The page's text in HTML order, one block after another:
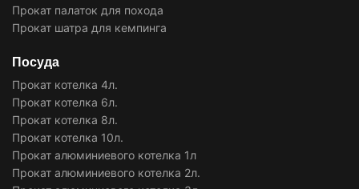
Прокат палаток для похода
Прокат шатра для кемпинга
Посуда
Прокат котелка 4л.
Прокат котелка 6л.
Прокат котелка 8л.
Прокат котелка 10л.
Прокат алюминиевого котелка 1л
Прокат алюминиевого котелка 2л.